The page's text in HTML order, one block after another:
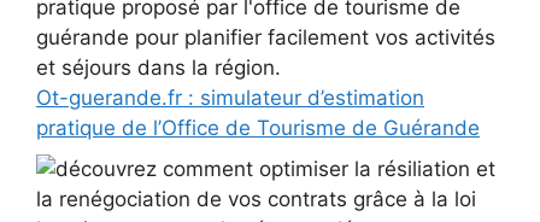
Ot-guerande.fr : simulateur d’estimation
pratique de l’Office de Tourisme de Guérande